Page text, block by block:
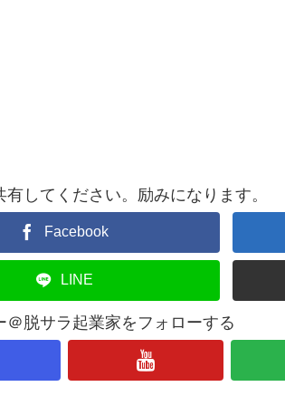
してください。励みになります。
Facebook
LINE
＠脱サラ起業家をフォローする